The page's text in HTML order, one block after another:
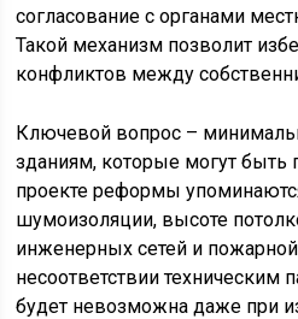
согласование с органами
Такой механизм позволит
конфликтов между
Ключевой вопрос –
зданиям, которые могут
проекте реформы
шумоизоляции, высоте
инженерных сетей и
несоответствии техническим
будет невозможна даже при